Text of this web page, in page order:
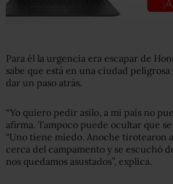
Para él la urgencia era escapar de
sabe que está en una ciudad
dar un paso atrás.
“Yo quiero pedir asilo, a mi país no
afirma. Tampoco puede ocultar que
“Uno tiene miedo. Anoche tirotearon
cerca del campamento y se escuchó
nos quedamos asustados”, explica.